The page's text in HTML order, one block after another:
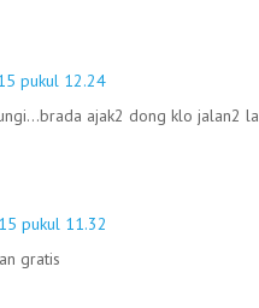
pukul 12.24
ajak2 dong klo jalan2
pukul 11.32
gratis